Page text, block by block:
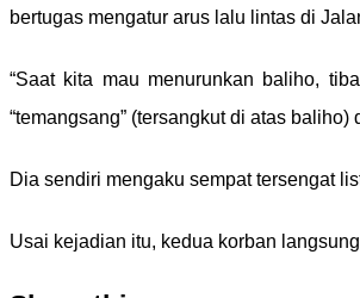
bertugas mengatur arus lalu lintas di
“Saat kita mau menurunkan baliho,
“temangsang” (tersangkut di atas
Dia sendiri mengaku sempat tersengat
Usai kejadian itu, kedua korban